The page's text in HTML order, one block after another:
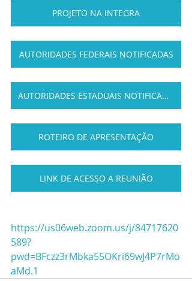
PROJETO NA INTEGRA
AUTORIDADES FEDERAIS NOTIFICADAS
AUTORIDADES ESTADUAIS NOTIFICADAS
ROTEIRO DE APRESENTAÇÃO
LINK DE ACESSO A REUNIÃO
https://us06web.zoom.us/j/84717620
589?
pwd=BFczz3rMbka55OKri69wJ4P7rMo
aMd.1